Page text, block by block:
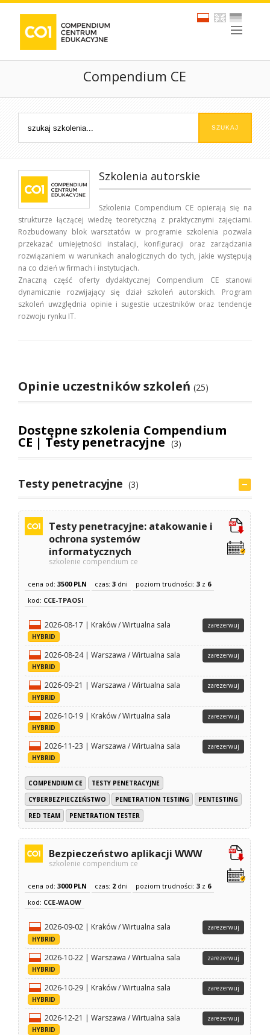
Compendium CE
Szkolenia autorskie
Szkolenia Compendium CE opierają się na
strukturze łączącej wiedzę teoretyczną z praktycznymi zajęciami.
Rozbudowany blok warsztatów w programie szkolenia pozwala
przekazać umiejętności instalacji, konfiguracji oraz zarządzania
rozwiązaniem w warunkach analogicznych do tych, jakie występują
na co dzień w firmach i instytucjach.
Znaczną część oferty dydaktycznej Compendium CE stanowi
dynamicznie rozwijający się dział szkoleń autorskich. Program
szkoleń uwzględnia opinie i sugestie uczestników oraz tendencje
rozwoju rynku IT.
Opinie uczestników szkoleń (25)
Dostępne szkolenia Compendium
CE | Testy penetracyjne (3)
Testy penetracyjne (3)
Testy penetracyjne: atakowanie i
ochrona systemów
informatycznych
szkolenie compendium ce
cena od:3500 PLN czas:3 dni poziom trudności:3 z 6
kod: CCE-TPAOSI
2026-08-17 | Kraków / Wirtualna sala
HYBRID
zarezerwuj
2026-08-24 | Warszawa / Wirtualna sala
HYBRID
zarezerwuj
2026-09-21 | Warszawa / Wirtualna sala
HYBRID
zarezerwuj
2026-10-19 | Kraków / Wirtualna sala
HYBRID
zarezerwuj
2026-11-23 | Warszawa / Wirtualna sala
HYBRID
zarezerwuj
COMPENDIUM CE
TESTY PENETRACYJNE
CYBERBEZPIECZEŃSTWO
PENETRATION TESTING
PENTESTING
RED TEAM
PENETRATION TESTER
Bezpieczeństwo aplikacji WWW
szkolenie compendium ce
cena od:3000 PLN czas: 2 dni poziom trudności:3 z 6
kod: CCE-WAOW
2026-09-02 | Kraków / Wirtualna sala
HYBRID
zarezerwuj
2026-10-22 | Warszawa / Wirtualna sala
HYBRID
zarezerwuj
2026-10-29 | Kraków / Wirtualna sala
HYBRID
zarezerwuj
2026-12-21 | Warszawa / Wirtualna sala
HYBRID
zarezerwuj